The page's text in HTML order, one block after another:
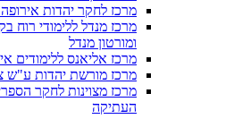
מרכז לחקר יהדות אירופה
מרכז מנדל ללימודי רוח
ומורטון מנדל
מרכז אליאנס ללימודים
מרכז מורשת יהדות ע"ש
מרכז מצוינות לחקר
העתיקה